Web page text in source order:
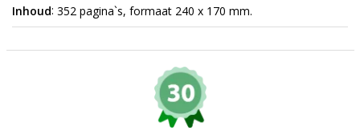
Inhoud: 352 pagina`s, formaat 240 x 170 mm.